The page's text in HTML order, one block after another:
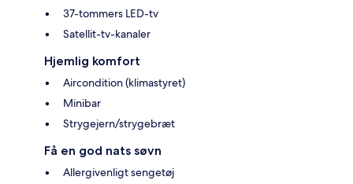
37-tommers LED-tv
Satellit-tv-kanaler
Hjemlig komfort
Aircondition (klimastyret)
Minibar
Strygejern/strygebræt
Få en god nats søvn
Allergivenligt sengetøj